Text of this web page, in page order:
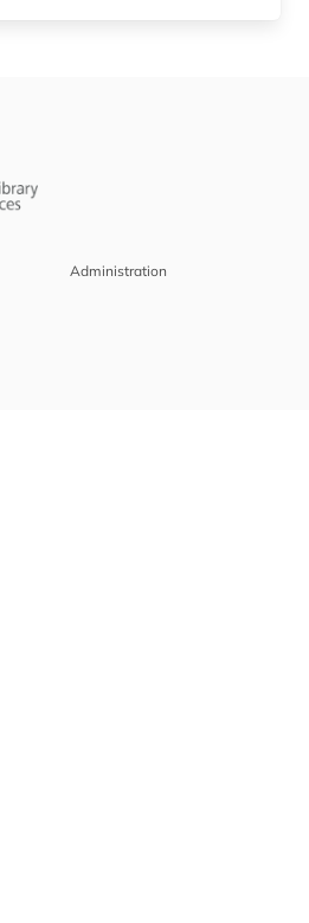
Administration